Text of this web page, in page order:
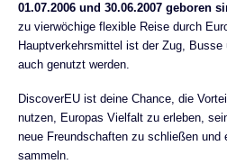
01.07.2006 und 30.06.2007 geboren
zu vierwöchige flexible Reise durch
Hauptverkehrsmittel ist der Zug, Busse
auch genutzt werden.
DiscoverEU ist deine Chance, die
nutzen, Europas Vielfalt zu erleben,
neue Freundschaften zu schließen und
sammeln.